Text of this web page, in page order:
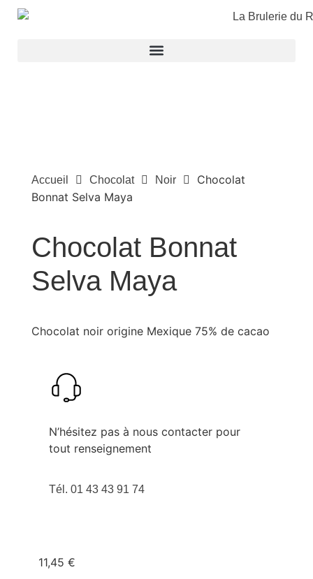
Accueil Chocolat Noir
Chocolat
Bonnat Selva Maya
Chocolat Bonnat
Selva Maya
Chocolat noir origine Mexique 75% de cacao
N’hésitez pas à nous contacter pour
tout renseignement
Tél. 01 43 43 91 74
11,45 €